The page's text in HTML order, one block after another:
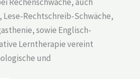
Rechtschreib-Schwäche,
sowie Englisch-
Lerntherapie vereint
und